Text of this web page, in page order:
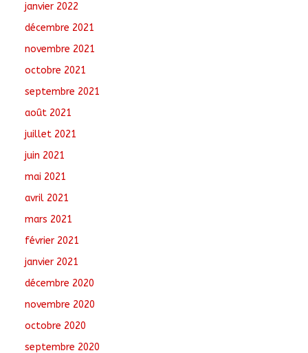
janvier 2022
décembre 2021
novembre 2021
octobre 2021
septembre 2021
août 2021
juillet 2021
juin 2021
mai 2021
avril 2021
mars 2021
février 2021
janvier 2021
décembre 2020
novembre 2020
octobre 2020
septembre 2020